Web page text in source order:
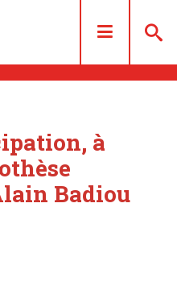
à
Badiou